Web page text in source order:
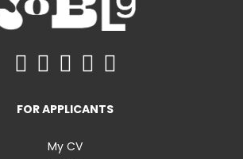
FOR APPLICANTS
My CV